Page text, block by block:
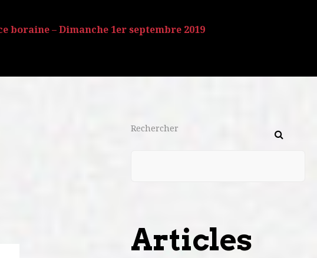
boraine – Dimanche 1er septembre 2019
Rechercher
Articles